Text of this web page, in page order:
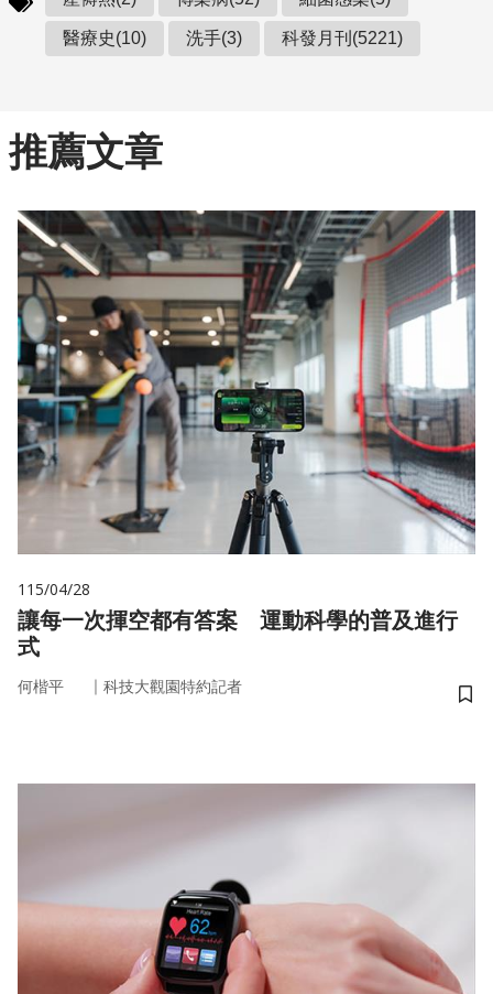
醫療史(10) 洗手(3) 科發月刊(5221)
推薦文章
115/04/28
讓每一次揮空都有答案 運動科學的普及進行
式
何楷平 ｜ 科技大觀園特約記者
儲